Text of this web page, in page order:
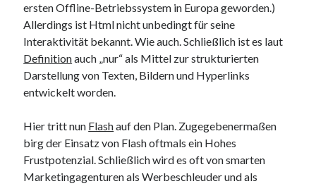
Kategorien
Aktion
Allgemein
Gadgets
Mikrocontroller
Raspberry
Web 2.0
Youtube
ersten Offline-Betriebssystem in Europa geworden.)
Allerdings ist Html nicht unbedingt für seine
Interaktivität bekannt. Wie auch. Schließlich ist es laut
Definitionauch „nur“ als Mittel zur strukturierten
Darstellung von Texten, Bildern und Hyperlinks
entwickelt worden.
Hier tritt nun Flashauf den Plan. Zugegebenermaßen
birg der Einsatz von Flash oftmals ein Hohes
Frustpotenzial. Schließlich wird es oft von smarten
Marketingagenturen als Werbeschleuder und als